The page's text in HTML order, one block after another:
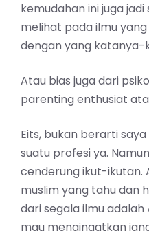
kemudahan ini juga
melihat pada ilmu
dengan yang katanya-
Atau bias juga dari
parenting enthusiat
Eits, bukan berarti
suatu profesi ya.
cenderung ikut-ikutan.
muslim yang tahu dan
dari segala ilmu adalah
mau mengingatkan